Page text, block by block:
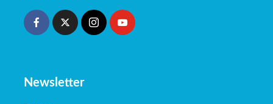
Newsletter